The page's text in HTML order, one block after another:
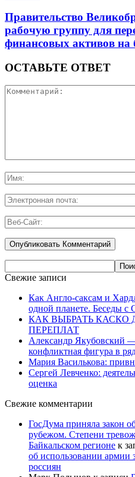
Правительство
рабочую группу для
финансовых активов на
ОСТАВЬТЕ ОТВЕТ
Свежие записи
Как Англо-саксам и
одной планете. Беседы с
КАК ВЫБРАТЬ КАСКО
ПЕРЕПЛАТ
Александр Якубовский
конфликтная фигура в
Мария Василькова:
Сергей Левченко:
оценка
Свежие комментарии
ГосДума приняла закон
рубежом. Степени
Байкальском регионе к
об использовании армии
россиян